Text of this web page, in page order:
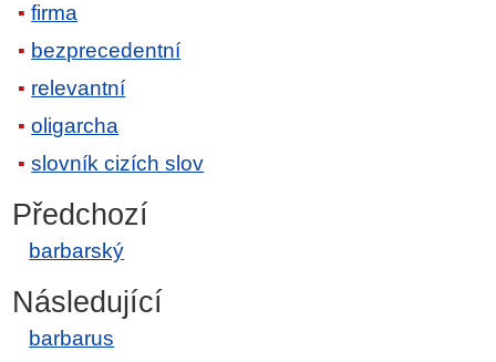
firma
bezprecedentní
relevantní
oligarcha
slovník cizích slov
Předchozí
barbarský
Následující
barbarus